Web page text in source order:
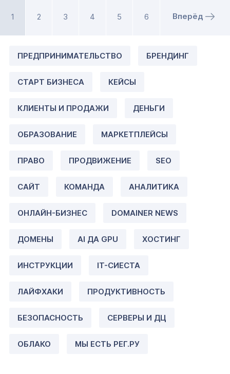
1 2 3 4 5 6 Вперёд
ПРЕДПРИНИМАТЕЛЬСТВО БРЕНДИНГ
СТАРТ БИЗНЕСА КЕЙСЫ
КЛИЕНТЫ И ПРОДАЖИ ДЕНЬГИ
ОБРАЗОВАНИЕ МАРКЕТПЛЕЙСЫ
ПРАВО ПРОДВИЖЕНИЕ SEO
САЙТ КОМАНДА АНАЛИТИКА
ОНЛАЙН-БИЗНЕС DOMAINER NEWS
ДОМЕНЫ AI ДА GPU ХОСТИНГ
ИНСТРУКЦИИ IT-СИЕСТА
ЛАЙФХАКИ ПРОДУКТИВНОСТЬ
БЕЗОПАСНОСТЬ СЕРВЕРЫ И ДЦ
ОБЛАКО МЫ ЕСТЬ РЕГ.РУ